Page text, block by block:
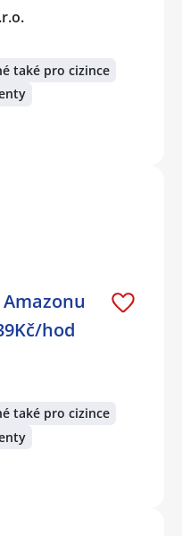
také pro cizince
hod
také pro cizince